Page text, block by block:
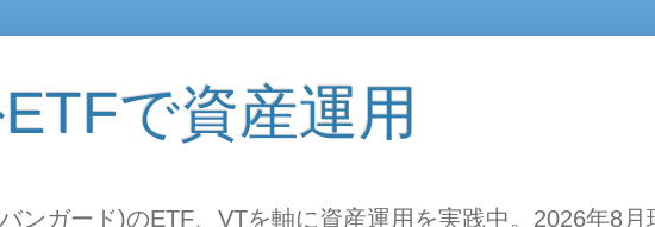
で資産運用
ンガード)のETF、VTを軸に資産運用を実践中。2026年8